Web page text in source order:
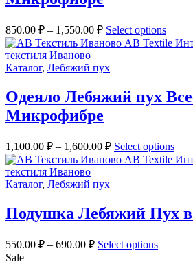
850.00 ₽ – 1,550.00 ₽ Select options
Каталог, Лебяжий пух
Одеяло Лебяжий пух
Микрофибре
1,100.00 ₽ – 1,600.00 ₽ Select options
Каталог, Лебяжий пух
Подушка Лебяжий Пух
550.00 ₽ – 690.00 ₽ Select options
Sale